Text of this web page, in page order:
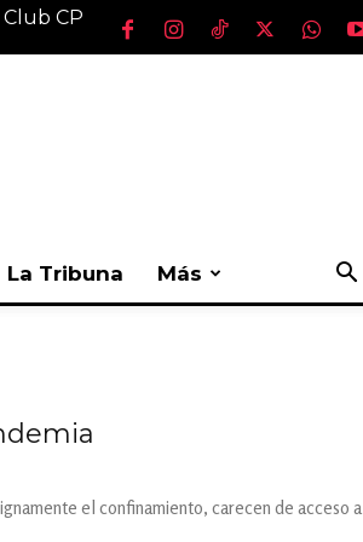
CP
La Tribuna Más
el confinamiento, carecen de acceso a